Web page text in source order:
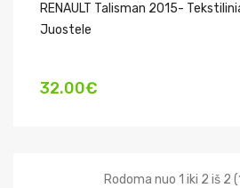
RENAULT Talisman 2015-
Juostele
32.00€
Rodoma nuo 1 iki 2 iš 2